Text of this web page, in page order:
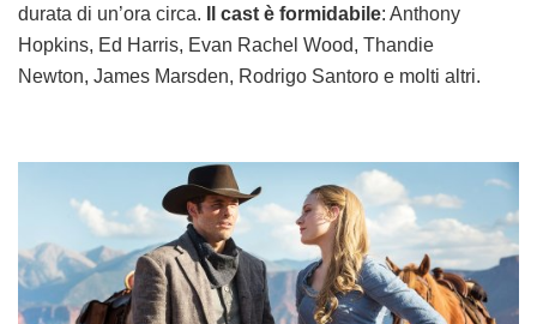
durata di un’ora circa. Il cast è formidabile: Anthony
Hopkins, Ed Harris, Evan Rachel Wood, Thandie
Newton, James Marsden, Rodrigo Santoro e molti altri.